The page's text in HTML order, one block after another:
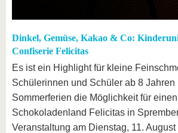
Dinkel, Gemüse, Kakao & Co:
Confiserie Felicitas
Es ist ein Highlight für kleine
Schülerinnen und Schüler ab 8 Jahren
Sommerferien die Möglichkeit für
Schokoladenland Felicitas in
Veranstaltung am Dienstag, 11.